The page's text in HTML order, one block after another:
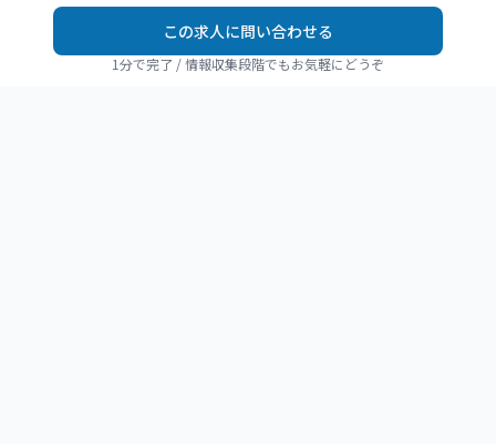
この求人に問い合わせる
1分で完了 / 情報収集段階でもお気軽にどうぞ